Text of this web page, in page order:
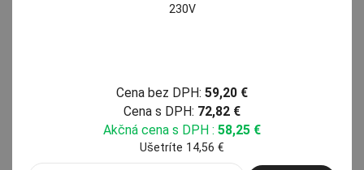
230V
Cena bez DPH: 59,20 €
Cena s DPH: 72,82 €
Akčná cena s DPH : 58,25 €
Ušetríte 14,56 €